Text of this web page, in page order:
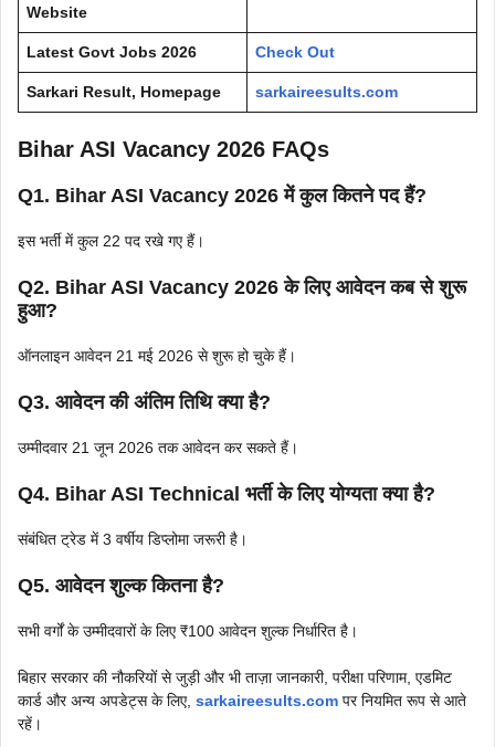
Website
Latest Govt Jobs 2026 Check Out
Sarkari Result, Homepage sarkaireesults.com
Bihar ASI Vacancy 2026 FAQs
Q1. Bihar ASI Vacancy 2026 में कुल कितने पद हैं?
इस भर्ती में कुल 22 पद रखे गए हैं।
Q2. Bihar ASI Vacancy 2026 के लिए आवेदन कब से शुरू
हुआ?
ऑनलाइन आवेदन 21 मई 2026 से शुरू हो चुके हैं।
Q3. आवेदन की अंतिम तिथि क्या है?
उम्मीदवार 21 जून 2026 तक आवेदन कर सकते हैं।
Q4. Bihar ASI Technical भर्ती के लिए योग्यता क्या है?
संबंधित ट्रेड में 3 वर्षीय डिप्लोमा जरूरी है।
Q5. आवेदन शुल्क कितना है?
सभी वर्गों के उम्मीदवारों के लिए ₹100 आवेदन शुल्क निर्धारित है।
बिहार सरकार की नौकरियों से जुड़ी और भी ताज़ा जानकारी, परीक्षा परिणाम, एडमिट
कार्ड और अन्य अपडेट्स के लिए, sarkaireesults.com पर नियमित रूप से आते
रहें।